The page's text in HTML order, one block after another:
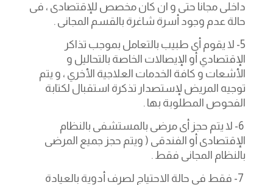
داخلى مجانا حتى و ان كان مخصص للإقتصادى ، فى
حالة عدم وجود أسرة شاغرة بالقسم المجانى .
5- لا يقوم أى طبيب بالتعامل بموجب تذاكر
الإقتصادي أو الإيصالات الخاصة بالتحاليل و
الأشعات و كافة الخدمات العلاجية الأخري ، و يتم
توجيه المريض لإستصدار تذكرة استقبال لكتابة
الفحوص المطلوبة بها .
6- لا يتم حجز أى مرضى بالمستشفى بالنظام
الإقتصادى أو الفندقى ( ويتم حجز جميع المرضى
بالنظام المجانى فقط .
7- فقط فى حالة الاحتياج لصرف أدوية بالعيادة